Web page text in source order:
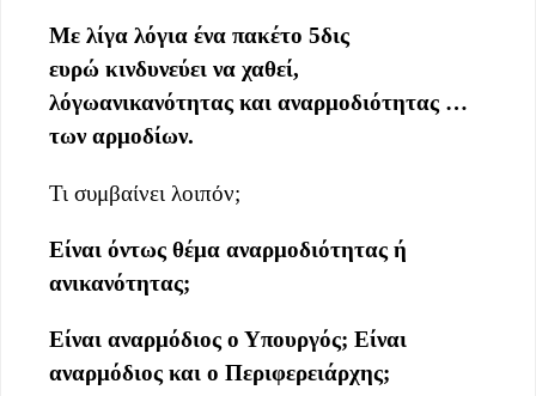
Με λίγα λόγια ένα πακέτο 5δις
ευρώ κινδυνεύει να χαθεί,
λόγωανικανότητας και αναρμοδιότητας …
των αρμοδίων.
Τι συμβαίνει λοιπόν;
Είναι όντως θέμα αναρμοδιότητας ή
ανικανότητας;
Είναι αναρμόδιος ο Υπουργός; Είναι
αναρμόδιος και ο Περιφερειάρχης;